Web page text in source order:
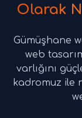
Olarak
Gümüşhane
web
varlığını
kadromuz ile